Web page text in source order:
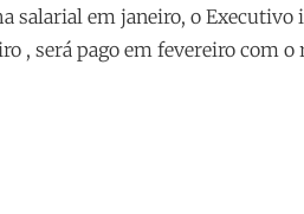
salarial em janeiro, o
, será pago em fevereiro com